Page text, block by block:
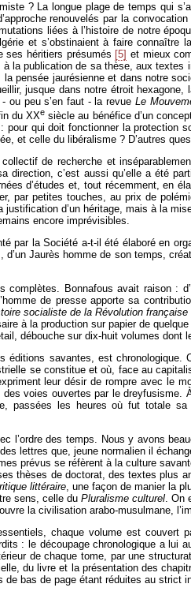
? La longue plage de temps qui
renouvelés par la
liées à l’histoire de notre
et s’obstinaient à faire
ses héritiers présumés [5] et mieux
la publication de sa thèse, aux textes
la pensée jaurésienne et dans notre
jusque dans notre étroit
ou peu s’en faut - la revue Le
du XXe siècle au bénéfice d’un
pour qui doit fonctionner la protection
et celle du libéralisme ? D’autres
de recherche et
direction, c’est aussi qu’elle a été
d’études et, tout récemment, en
par petites touches, au prix de
justification d’un héritage, mais à la
encore imprévisibles.
par la Société a-t-il été élaboré en
d’un Jaurès homme de son temps,
complètes. Bonnafous avait raison :
de presse apporte sa
socialiste de la Révolution française
à la production sur papier de
débouche sur dix-huit volumes
éditions savantes, est
se constitue et où, face au
leur désir de rompre avec le
voies ouvertes par le
passées les heures où fut totale
l’ordre des temps. Nous y avons
lettres que, jeune normalien il
prévus se réfèrent à la culture
thèses de doctorat, des textes plus
littéraire, une façon de manier la
sens, celle duPluralisme culturel. On
la civilisation arabo-musulmane,
chaque volume est couvert
: le découpage chronologique a lui
de chaque tome, par une
du livre et la présentation des
bas de page étant réduites au strict